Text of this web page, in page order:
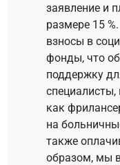
заявление и
размере 15
взносы в
фонды, что
поддержку
специалисты,
как
на
также
образом, мы